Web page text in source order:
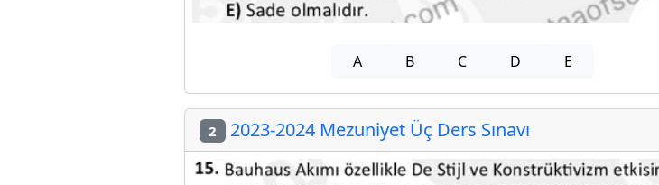
A B C D E
2 2023-2024 Mezuniyet Üç Ders Sınavı